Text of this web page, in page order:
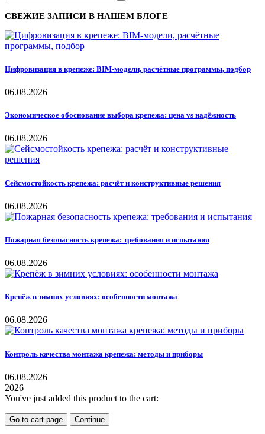
СВЕЖИЕ ЗАПИСИ В НАШЕМ БЛОГЕ
Цифровизация в крепеже: BIM-модели, расчётные программы, подбор
06.08.2026
Экономическое обоснование выбора крепежа: цена vs надёжность
06.08.2026
Сейсмостойкость крепежа: расчёт и конструктивные решения
06.08.2026
Пожарная безопасность крепежа: требования и испытания
06.08.2026
Крепёж в зимних условиях: особенности монтажа
06.08.2026
Контроль качества монтажа крепежа: методы и приборы
06.08.2026
2026
You've just added this product to the cart:
Go to cart page Continue